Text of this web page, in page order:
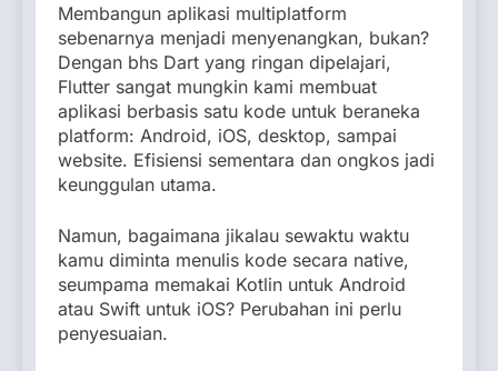
Membangun aplikasi multiplatform
sebenarnya menjadi menyenangkan, bukan?
Dengan bhs Dart yang ringan dipelajari,
Flutter sangat mungkin kami membuat
aplikasi berbasis satu kode untuk beraneka
platform: Android, iOS, desktop, sampai
website. Efisiensi sementara dan ongkos jadi
keunggulan utama.
Namun, bagaimana jikalau sewaktu waktu
kamu diminta menulis kode secara native,
seumpama memakai Kotlin untuk Android
atau Swift untuk iOS? Perubahan ini perlu
penyesuaian.